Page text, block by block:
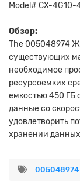
Model# CX-4G10-
Обзор:
The 005048974
существующих
необходимое
ресурсоемких
емкостью 450 ГБ
данные со
удовлетворить
хранении
005048974